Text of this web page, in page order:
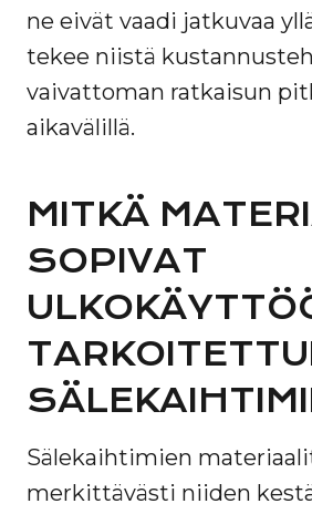
ne eivät vaadi jatkuvaa
tekee niistä
vaivattoman ratkaisun
aikavälillä.
MITKÄ
SOPIVAT
Sälekaihtimien
merkittävästi niiden